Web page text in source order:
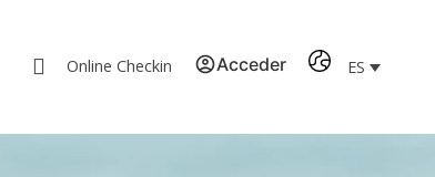
Online Checkin Acceder ES